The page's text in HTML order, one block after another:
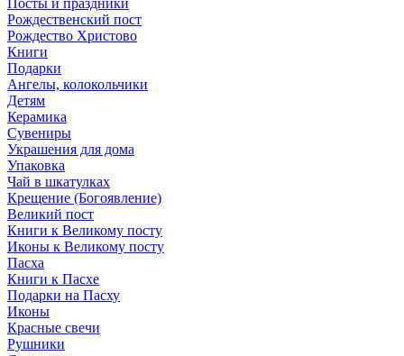
Посты и праздники
Рождественский пост
Рождество Христово
Книги
Подарки
Ангелы, колокольчики
Детям
Керамика
Сувениры
Украшения для дома
Упаковка
Чай в шкатулках
Крещение (Богоявление)
Великий пост
Книги к Великому посту
Иконы к Великому посту
Пасха
Книги к Пасхе
Подарки на Пасху
Иконы
Красные свечи
Рушники